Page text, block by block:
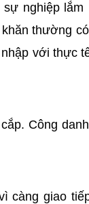
nghiệp lắm
khăn thường
với thực
Công
càng giao